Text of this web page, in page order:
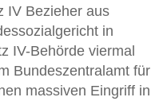
IV Bezieher aus
in
IV-Behörde viermal
Bundeszentralamt für
massiven Eingriff in